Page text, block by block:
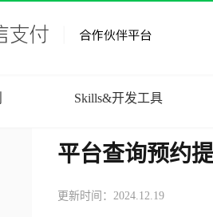
Skills&开发工具
平台查询预约
更新时间：2024.12.19